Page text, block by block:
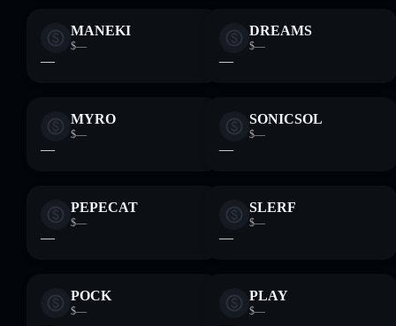
MANEKI
$—
—
DREAMS
$—
—
MYRO
$—
—
SONICSOL
$—
—
PEPECAT
$—
—
SLERF
$—
—
POCK
$—
PLAY
$—